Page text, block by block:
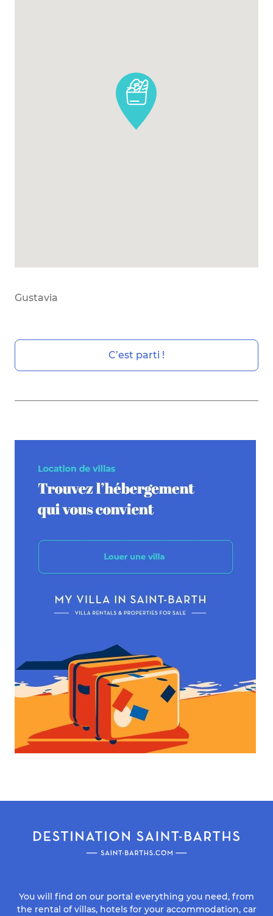
Gustavia
C’est parti !
You will find on our portal everything you need, from
the rental of villas, hotels for your accommodation, car